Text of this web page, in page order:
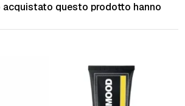
acquistato questo prodotto hanno